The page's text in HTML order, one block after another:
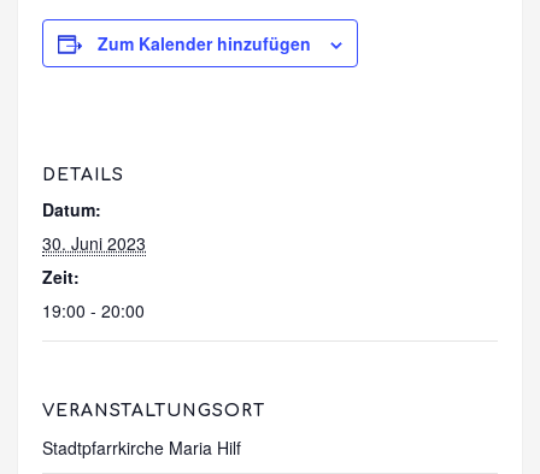
Zum Kalender hinzufügen
DETAILS
Datum:
30. Juni 2023
Zeit:
19:00 - 20:00
VERANSTALTUNGSORT
Stadtpfarrkirche Maria Hilf